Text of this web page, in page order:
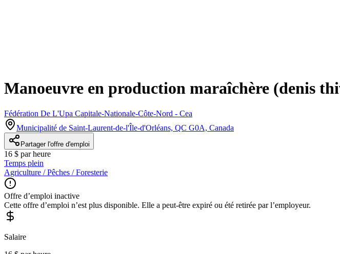
Manoeuvre en production maraîchère (denis
Fédération De L'Upa Capitale-Nationale-Côte-Nord - Cea
Municipalité de Saint-Laurent-de-l'Île-d'Orléans, QC G0A, Canada
Partager l'offre d'emploi
16 $ par heure
Temps plein
Agriculture / Pêches / Foresterie
Offre d’emploi inactive
Cette offre d’emploi n’est plus disponible. Elle a peut-être expiré ou été retirée par l’employeur.
Salaire